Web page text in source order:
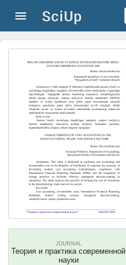
JOURNAL
Теория и практика современной
науки